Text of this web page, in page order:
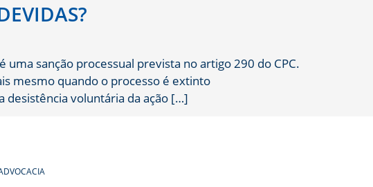
sanção processual prevista no artigo 290 do CPC.
mesmo quando o processo é extinto
voluntária da ação […]